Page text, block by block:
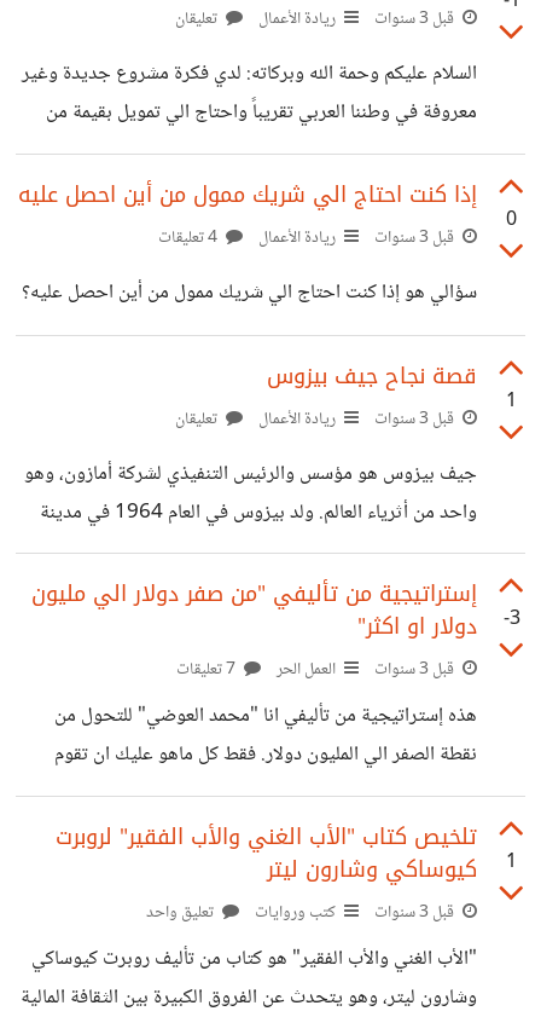
التصنيع بالآلات والروبوتات. 2- السائقون: مع تطور تقنيات
العديد من الصناعات بالسيارات والشاحنات ذات القيادة الذاتية.
3- العاملون في الخدمات المصرفية: يتوقع أن يتم استبدال
العديد من العاملين في الخدمات المصرفية بالتطبيقات الذكية
والمواقع
قبل 3 سنوات ريادة الأعمال تعليقان
السلام عليكم وحمة الله وبركاته: لدي فكرة مشروع جديدة وغير
معروفة في وطننا العربي تقريباً واحتاج الي تمويل بقيمة من
1000 الي 2000 دولار فقط للأسف لن اطرح فكرة المشروع هنا
لكي لا تسرق الفكرة ولكن سأكتب بعض التفاصيل: اشخاص
اعرفهم غير عرب قاموا بعمل هذا المشروع ويحققون عائد مالي
وعندما بدأو برأس مال كان حوالي 1000 دولار ربما تقول ان
هذه الارقام مبالغ فيها كثيراً ولكن كيف
0
إذا كنت احتاج الي شريك ممول من أين احصل عليه
قبل 3 سنوات ريادة الأعمال
سؤالي هو إذا كنت احتاج الي شريك ممول من أين احصل عليه؟
1
قصة نجاح جيف بيزوس
قبل 3 سنوات ريادة الأعمال تعليقان
جيف بيزوس هو مؤسس والرئيس التنفيذي لشركة أمازون، وهو
واحد من أثرياء العالم. ولد بيزوس في العام 1964 في مدينة
ألبوكركي بولاية نيومكسيكو الأمريكية، وتخرج من جامعة
برينستون بدرجة البكالوريوس في الهندسة الكهربائية
الإلكترونية من غرفة صغيرة في منزله، واستخدم الإنترنت لبيع
الكتب وإيصالها إلى الزبائن. وفي البداية، كانت الشركة تعمل
بشكل بسيط ولم تحقق أرباحًا كبيرة، ولكن بيزوس لم ييأس
الأفلام والموسيقى
-3
إستراتيجية من تأليفي "من صفر دولار الي مليون
دولار او اكثر"
قبل 3 سنوات العمل الحر
هذه إستراتيجية من تأليفي انا "محمد العوضي" للتحول من
نقطة الصفر الي المليون دولار. فقط كل ماهو عليك ان تقوم
بقراءة هذا المقال جيداً وأن تقوم بالتطبيق أهم شئ التطبييييق
عليكم بعض الأفكار التي يمكن أن تساعد في البدء بمشروع صغير
بيع المنتجات المستعملة التي يمكن ان
1
تلخيص كتاب "الأب الغني والأب الفقير" لروبرت
كيوساكي وشارون ليتر
قبل 3 سنوات كتب وروايات تعليق واحد
"الأب الغني والأب الفقير" هو كتاب من تأليف روبرت كيوساكي
وشارون ليتر، وهو يتحدث عن الفروق الكبيرة بين الثقافة المالية